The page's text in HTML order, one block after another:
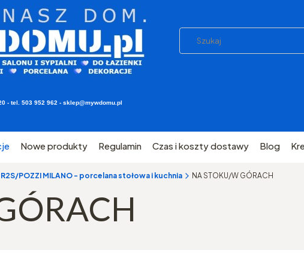
- tel. 503 952 962 - sklep@mywdomu.pl
Nowe produkty Regulamin Czas i koszty dostawy Blog
R2S/POZZI MILANO - porcelana stołowa i kuchnia NA STOKU/W GÓRACH